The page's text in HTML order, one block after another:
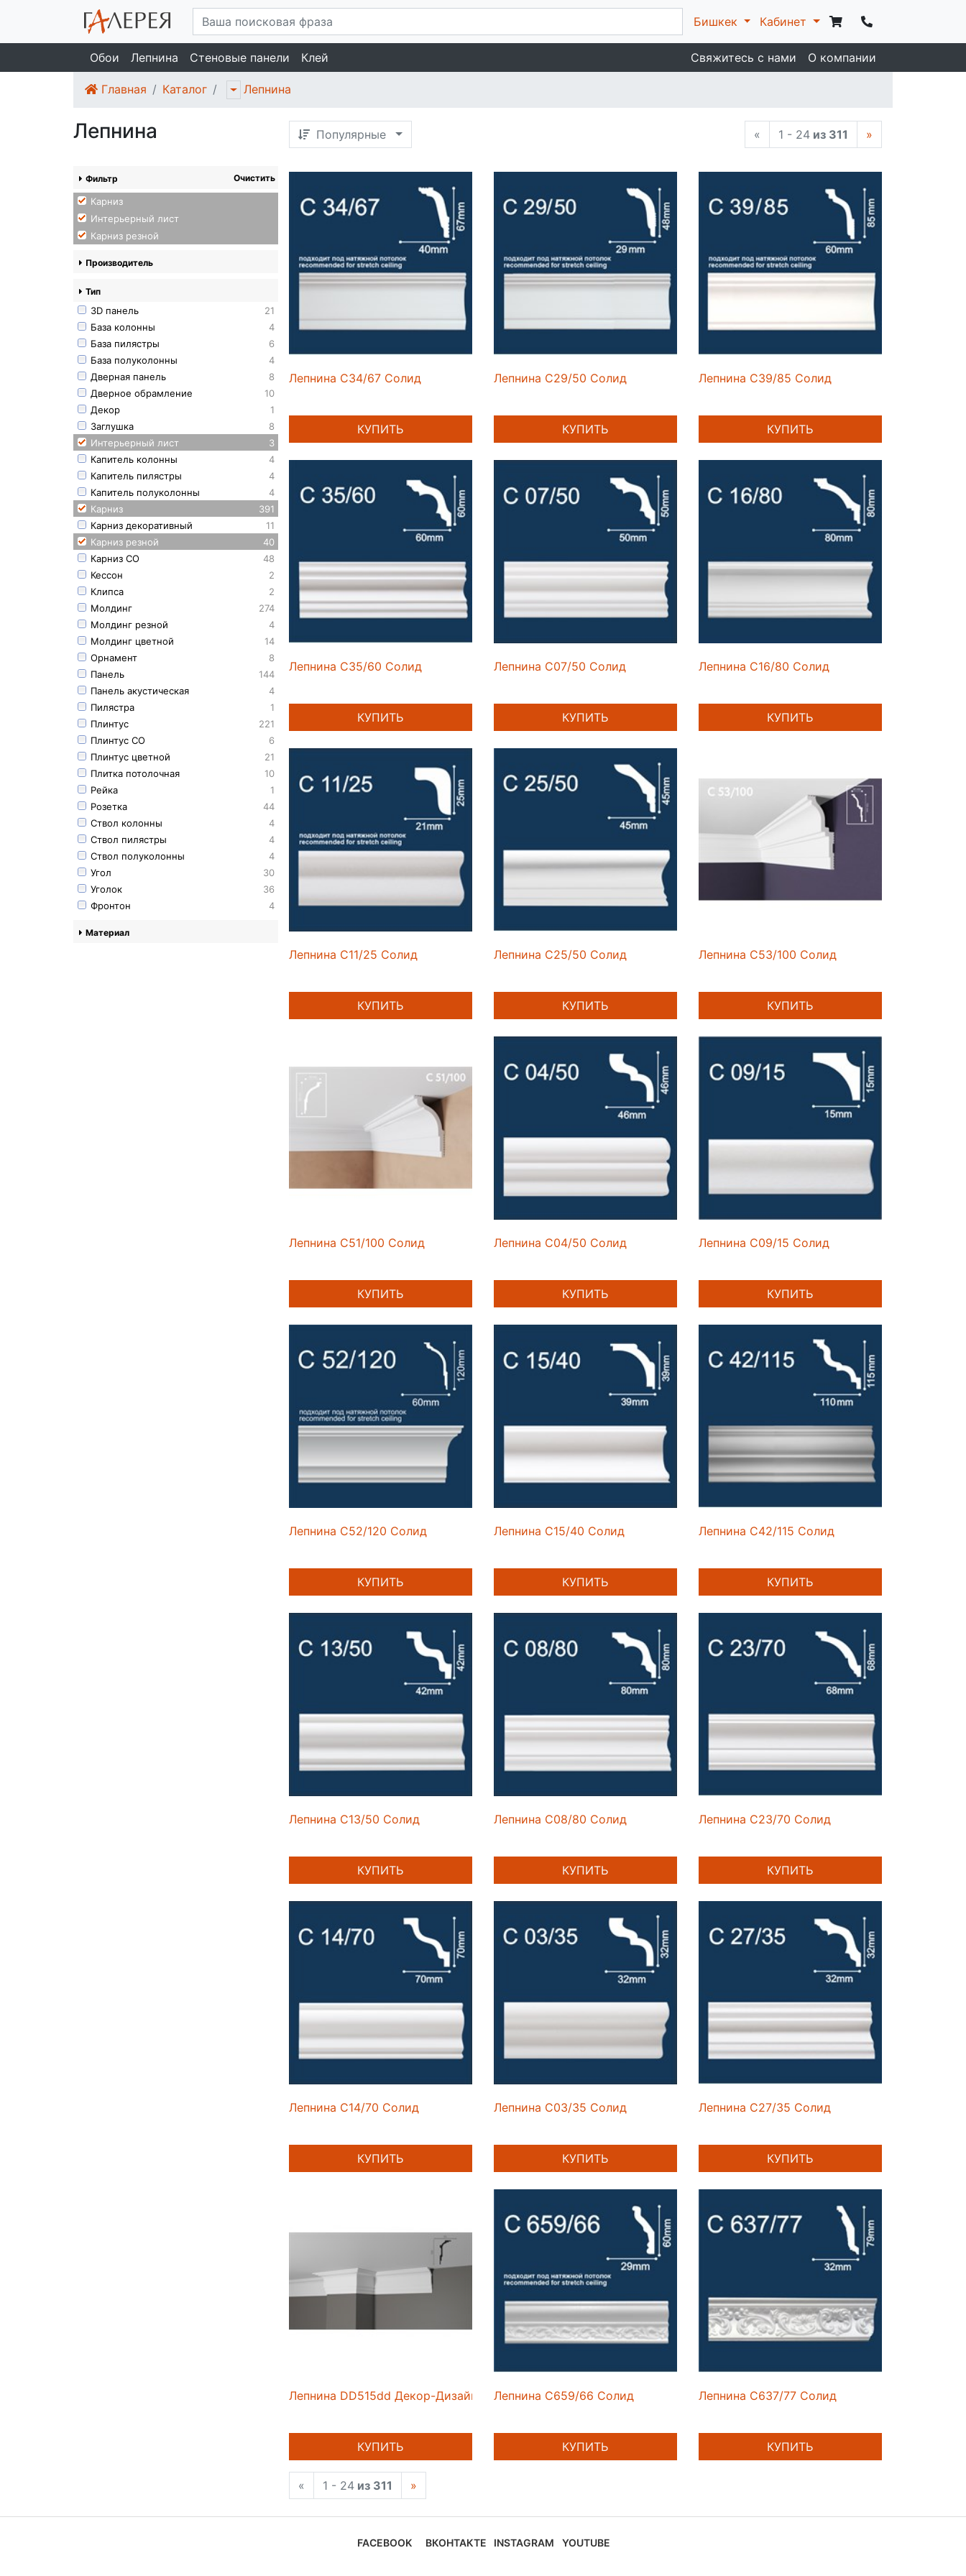
Бишкек Кабинет
Обои Лепнина Стеновые панели Клей Свяжитесь с нами О компании
Главная Каталог Лепнина
Лепнина Популярные « 1 - 24 из 311 »
Фильтр Очистить
Карниз
Интерьерный лист
Карниз резной
Производитель
Тип
3D панель
21
База колонны
4
База пилястры
6
База полуколонны
4
Дверная панель
8
Дверное обрамление
10
Декор
1
Заглушка
8
Интерьерный лист
3
Капитель колонны
4
Капитель пилястры
4
Капитель полуколонны
4
Карниз
391
Карниз декоративный
11
Карниз резной
40
Карниз СО
48
Кессон
2
Клипса
2
Молдинг
274
Молдинг резной
4
Молдинг цветной
14
Орнамент
8
Панель
144
Панель акустическая
4
Пилястра
1
Плинтус
221
Плинтус СО
6
Плинтус цветной
21
Плитка потолочная
10
Рейка
1
Розетка
44
Ствол колонны
4
Ствол пилястры
4
Ствол полуколонны
4
Угол
30
Уголок
36
Фронтон
4
Материал
Лепнина C34/67 Солид
КУПИТЬ
Лепнина C29/50 Солид
КУПИТЬ
Лепнина C39/85 Солид
КУПИТЬ
Лепнина C35/60 Солид
КУПИТЬ
Лепнина C07/50 Солид
КУПИТЬ
Лепнина C16/80 Солид
КУПИТЬ
Лепнина C11/25 Солид
КУПИТЬ
Лепнина C25/50 Солид
КУПИТЬ
Лепнина C53/100 Солид
КУПИТЬ
Лепнина C51/100 Солид
КУПИТЬ
Лепнина C04/50 Солид
КУПИТЬ
Лепнина C09/15 Солид
КУПИТЬ
Лепнина C52/120 Солид
КУПИТЬ
Лепнина C15/40 Солид
КУПИТЬ
Лепнина C42/115 Солид
КУПИТЬ
Лепнина C13/50 Солид
КУПИТЬ
Лепнина C08/80 Солид
КУПИТЬ
Лепнина C23/70 Солид
КУПИТЬ
Лепнина C14/70 Солид
КУПИТЬ
Лепнина C03/35 Солид
КУПИТЬ
Лепнина C27/35 Солид
КУПИТЬ
Лепнина DD515dd Декор-Дизайн
КУПИТЬ
Лепнина C659/66 Солид
КУПИТЬ
Лепнина C637/77 Солид
КУПИТЬ
« 1 - 24 из 311 »
FACEBOOK ВКОНТАКТЕ INSTAGRAM YOUTUBE